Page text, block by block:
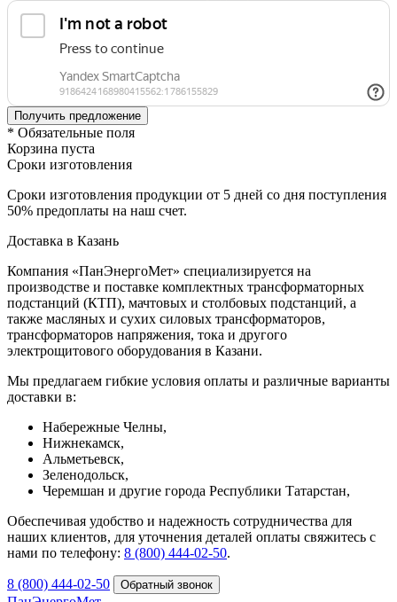
* Обязательные поля
Корзина пуста
Сроки изготовления
Сроки изготовления продукции от 5 дней со дня поступления
50% предоплаты на наш счет.
Доставка в Казань
Компания «ПанЭнергоМет» специализируется на
производстве и поставке комплектных трансформаторных
подстанций (КТП), мачтовых и столбовых подстанций, а
также масляных и сухих силовых трансформаторов,
трансформаторов напряжения, тока и другого
электрощитового оборудования в Казани.
Мы предлагаем гибкие условия оплаты и различные варианты
доставки в:
Набережные Челны,
Нижнекамск,
Альметьевск,
Зеленодольск,
Черемшан и другие города Республики Татарстан,
Обеспечивая удобство и надежность сотрудничества для
наших клиентов, для уточнения деталей оплаты свяжитесь с
нами по телефону: 8 (800) 444-02-50.
8 (800) 444-02-50